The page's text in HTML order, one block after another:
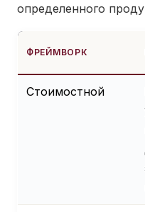
определенного
ФРЕЙМВОРК
Стоимостной